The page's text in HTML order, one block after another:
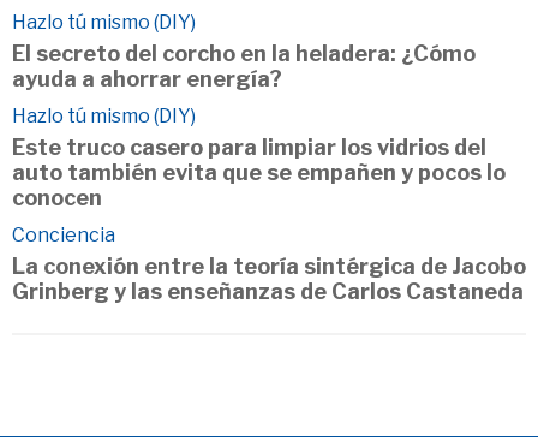
Hazlo tú mismo (DIY)
El secreto del corcho en la heladera: ¿Cómo
ayuda a ahorrar energía?
Hazlo tú mismo (DIY)
Este truco casero para limpiar los vidrios del
auto también evita que se empañen y pocos lo
conocen
Conciencia
La conexión entre la teoría sintérgica de Jacobo
Grinberg y las enseñanzas de Carlos Castaneda